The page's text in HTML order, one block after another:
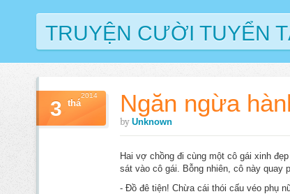
TRUYỆN CƯỜI TUYỂN
Ngăn ngừa
by Unknown
3 thá
2014
Hai vợ chồng đi cùng một cô gái xinh
sát vào cô gái. Bỗng nhiên, cô này quay
- Đồ đê tiện! Chừa cái thói cấu véo phụ